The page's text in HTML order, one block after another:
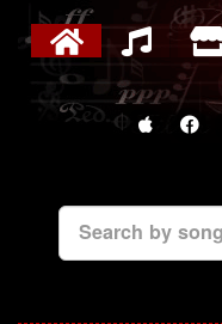
Search by